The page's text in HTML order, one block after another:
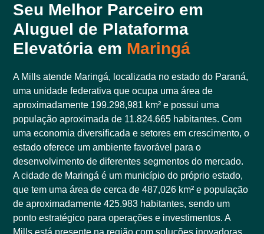
Seu Melhor Parceiro em
Aluguel de Plataforma
Elevatória em Maringá
A Mills atende Maringá, localizada no estado do Paraná,
uma unidade federativa que ocupa uma área de
aproximadamente 199.298,981 km² e possui uma
população aproximada de 11.824.665 habitantes. Com
uma economia diversificada e setores em crescimento, o
estado oferece um ambiente favorável para o
desenvolvimento de diferentes segmentos do mercado.
A cidade de Maringá é um município do próprio estado,
que tem uma área de cerca de 487,026 km² e população
de aproximadamente 425.983 habitantes, sendo um
ponto estratégico para operações e investimentos. A